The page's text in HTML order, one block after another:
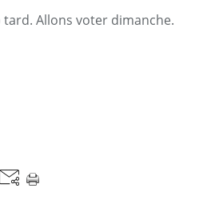
tard. Allons voter dimanche.